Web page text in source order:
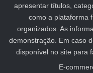
apresentar títulos,
como a plataforma
organizados. As
demonstração. Em caso
disponível no site para
E-